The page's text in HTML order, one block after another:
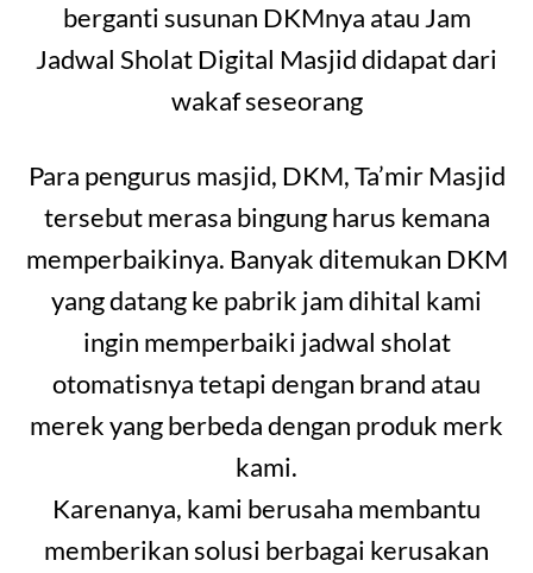
berganti susunan DKMnya atau Jam
Jadwal Sholat Digital Masjid didapat dari
wakaf seseorang
Para pengurus masjid, DKM, Ta’mir Masjid
tersebut merasa bingung harus kemana
memperbaikinya. Banyak ditemukan DKM
yang datang ke pabrik jam dihital kami
ingin memperbaiki jadwal sholat
otomatisnya tetapi dengan brand atau
merek yang berbeda dengan produk merk
kami.
Karenanya, kami berusaha membantu
memberikan solusi berbagai kerusakan